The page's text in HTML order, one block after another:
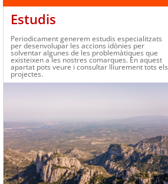
Estudis
Periodicament generem estudis especialitzats
per desenvolupar les accions idònies per
solventar algunes de les problemàtiques que
existeixen a les nostres comarques. En aquest
apartat pots veure i consultar lliurement tots els
projectes.